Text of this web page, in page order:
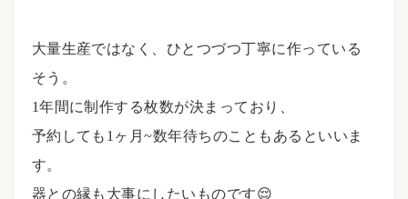
大量生産ではなく、ひとつづつ丁寧に作っている
そう。
1年間に制作する枚数が決まっており、
予約しても1ヶ月~数年待ちのこともあるといいま
す。
器との縁も大事にしたいものです😌